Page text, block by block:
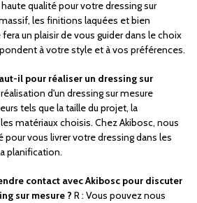
qualité pour votre dressing sur
les finitions laquées et bien
un plaisir de vous guider dans le choix
à votre style et à vos préférences.
il pour réaliser un dressing sur
réalisation d'un dressing sur mesure
tels que la taille du projet, la
matériaux choisis. Chez Akibosc, nous
vous livrer votre dressing dans les
planification.
contact avec Akibosc pour discuter
sur mesure ? R : Vous pouvez nous